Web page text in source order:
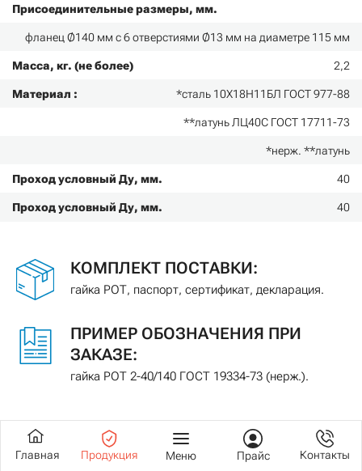
Присоединительные размеры, мм.
фланец Ø140 мм с 6 отверстиями Ø13 мм на диаметре 115 мм
Масса, кг. (не более) 2,2
Материал : *сталь 10Х18Н11БЛ ГОСТ 977-88
**латунь ЛЦ40С ГОСТ 17711-73
*нерж. **латунь
Проход условный Ду, мм. 40
Проход условный Ду, мм. 40
КОМПЛЕКТ ПОСТАВКИ:
гайка РОТ, паспорт, сертификат, декларация.
ПРИМЕР ОБОЗНАЧЕНИЯ ПРИ
ЗАКАЗЕ:
гайка РОТ 2-40/140 ГОСТ 19334-73 (нерж.).
Главная Продукция Меню Прайс Контакты